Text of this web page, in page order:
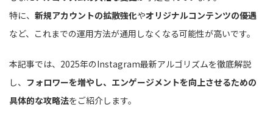
特に、 新規アカウントの拡散強化やオリジナルコンテンツの優遇
など、これまでの運用方法が通用しなくなる可能性が高いです。
本記事では、2025年のInstagram最新アルゴリズムを徹底解説
し、 フォロワーを増やし、エンゲージメントを向上させるための
具体的な攻略法をご紹介します。